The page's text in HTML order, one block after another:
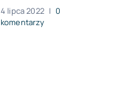
4 lipca 2022 | 0
komentarzy